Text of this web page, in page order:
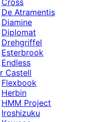
Cross
De Atramentis
Diamine
Diplomat
Drehgriffel
Esterbrook
Endless
Castell
Flexbook
Herbin
HMM Project
Iroshizuku